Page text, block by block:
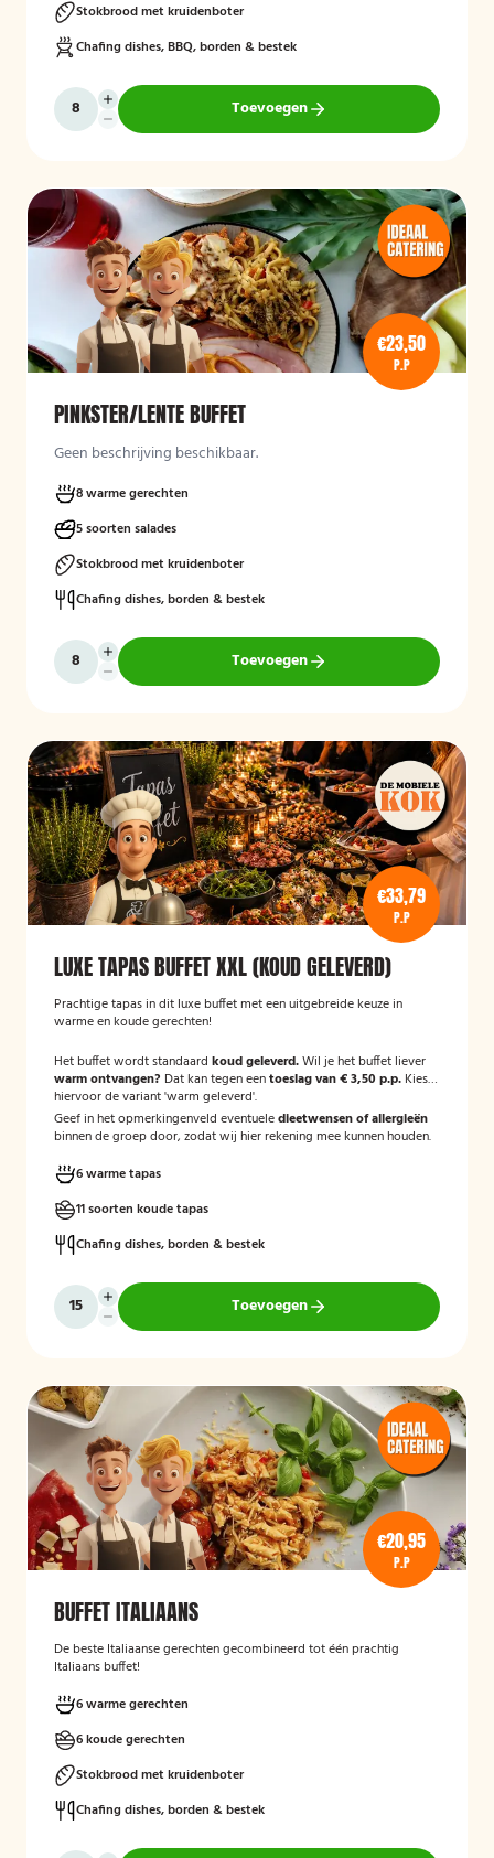
Stokbrood met kruidenboter
Chafing dishes, BBQ, borden & bestek
Toevoegen
€23,50
P.P
PINKSTER/LENTE BUFFET
Geen beschrijving beschikbaar.
8 warme gerechten
5 soorten salades
Stokbrood met kruidenboter
Chafing dishes, borden & bestek
Toevoegen
€33,79
P.P
LUXE TAPAS BUFFET XXL (KOUD GELEVERD)
Prachtige tapas in dit luxe buffet met een uitgebreide keuze in
warme en koude gerechten!
Het buffet wordt standaard koud geleverd.Wil je het buffet liever
warm ontvangen? Dat kan tegen eentoeslag van € 3,50 p.p. Kies
hiervoor de variant 'warm geleverd'.
Geef in het opmerkingenveld eventueledieetwensen of allergieën
binnen de groep door, zodat wij hier rekening mee kunnen houden.
6 warme tapas
11 soorten koude tapas
Chafing dishes, borden & bestek
Toevoegen
€20,95
P.P
BUFFET ITALIAANS
De beste Italiaanse gerechten gecombineerd tot één prachtig
Italiaans buffet!
6 warme gerechten
6 koude gerechten
Stokbrood met kruidenboter
Chafing dishes, borden & bestek